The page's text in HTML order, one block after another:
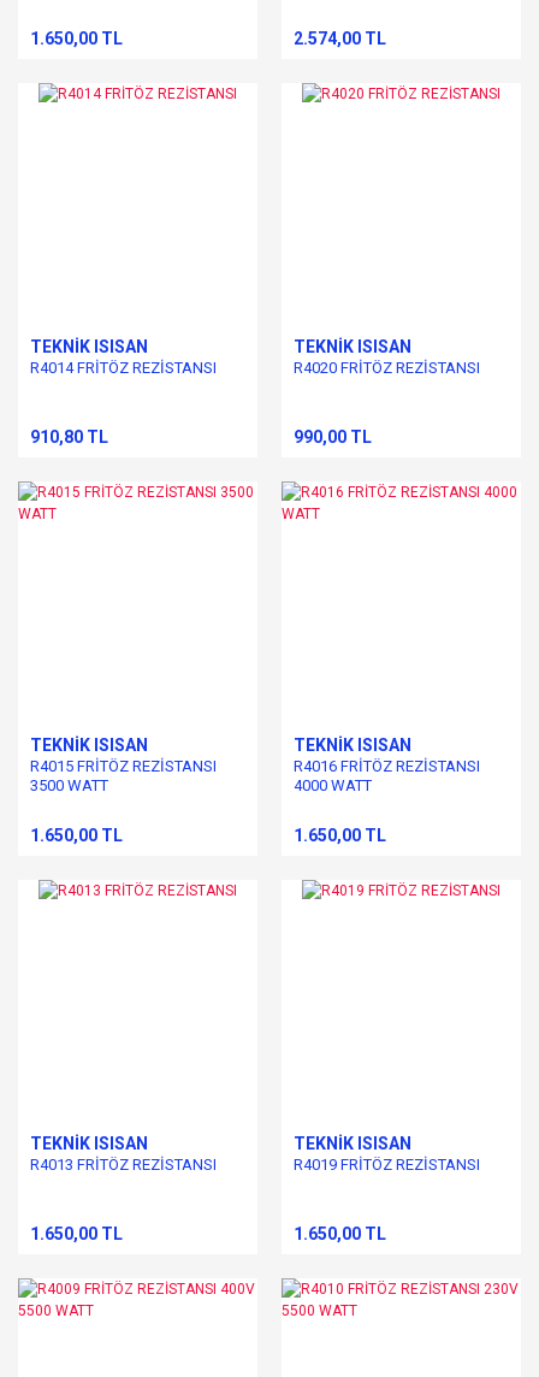
1.650,00 TL 2.574,00 TL
TEKNİK ISISAN
R4014 FRİTÖZ REZİSTANSI
910,80 TL
TEKNİK ISISAN
R4020 FRİTÖZ REZİSTANSI
990,00 TL
TEKNİK ISISAN
R4015 FRİTÖZ REZİSTANSI
3500 WATT
1.650,00 TL
TEKNİK ISISAN
R4016 FRİTÖZ REZİSTANSI
4000 WATT
1.650,00 TL
TEKNİK ISISAN
R4013 FRİTÖZ REZİSTANSI
1.650,00 TL
TEKNİK ISISAN
R4019 FRİTÖZ REZİSTANSI
1.650,00 TL